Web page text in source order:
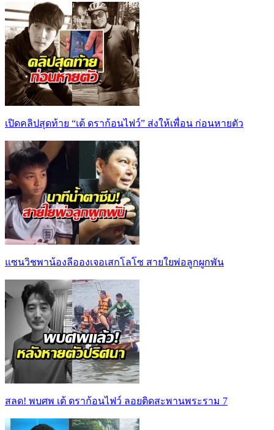
เปิดคลิปสุดท้าย “เต้ ดราก้อนไฟว์” ส่งให้เพื่อน ก่อนหายตัว
แซนวิชพาน้องลีอองเจอเสกโลโซ สายใยพ่อลูกผูกพัน
สลด! พบศพ เต้ ดราก้อนไฟว์ ลอยติดสะพานพระราม 7